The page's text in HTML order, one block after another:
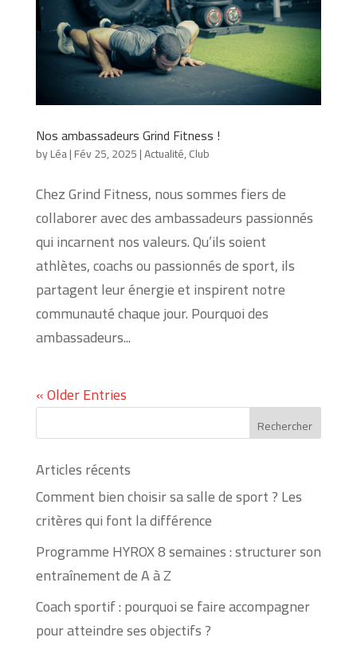
Nos ambassadeurs Grind Fitness !
byLéa|Fév 25, 2025|Actualité,Club
Chez Grind Fitness, nous sommes fiers de
collaborer avec des ambassadeurs passionnés
qui incarnent nos valeurs. Qu’ils soient
athlètes, coachs ou passionnés de sport, ils
partagent leur énergie et inspirent notre
communauté chaque jour. Pourquoi des
ambassadeurs...
« Older Entries
Articles récents
Comment bien choisir sa salle de sport ? Les
critères qui font la différence
Programme HYROX 8 semaines : structurer son
entraînement de A à Z
Coach sportif : pourquoi se faire accompagner
pour atteindre ses objectifs ?